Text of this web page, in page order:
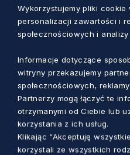
W tym roku nasze
współpracy z
Pomorscy wystawcy,
województw,
wysokiej jakości
dla naszego regionu.
– Nasz udział w
Wykorzystujemy pliki
personalizacji zawartości i
społecznościowych i
Informacje dotyczące
witryny przekazujemy
społecznościowych,
Partnerzy mogą łączyć te
otrzymanymi od Ciebie lub
korzystania z ich usług.
Klikając “Akceptuję
korzystali ze wszystkich